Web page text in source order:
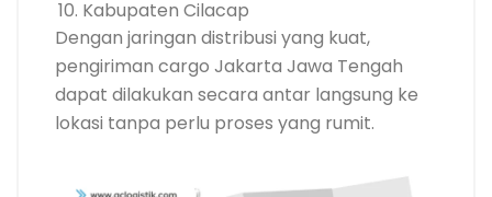
Kabupaten Cilacap
Dengan jaringan distribusi yang kuat,
pengiriman cargo Jakarta Jawa Tengah
dapat dilakukan secara antar langsung ke
lokasi tanpa perlu proses yang rumit.